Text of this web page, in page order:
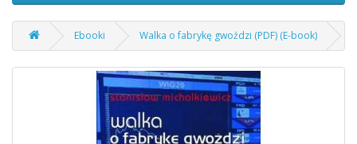
Ebooki Walka o fabrykę gwoździ (PDF) (E-book)